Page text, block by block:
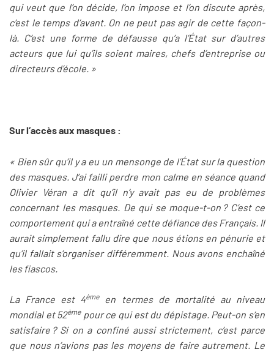
qui veut que l’on décide, l’on impose et l’on discute après,
c’est le temps d’avant. On ne peut pas agir de cette façon-
là. C’est une forme de défausse qu’a l’État sur d’autres
acteurs que lui qu’ils soient maires, chefs d’entreprise ou
directeurs d’école. »
Sur l’accès aux masques :
« Bien sûr qu’il y a eu un mensonge de l’État sur la question
des masques. J’ai failli perdre mon calme en séance quand
Olivier Véran a dit qu’il n’y avait pas eu de problèmes
concernant les masques. De qui se moque-t-on ? C’est ce
comportement qui a entraîné cette défiance des Français. Il
aurait simplement fallu dire que nous étions en pénurie et
qu’il fallait s’organiser différemment. Nous avons enchaîné
les fiascos.
La France est 4èmeen termes de mortalité au niveau
mondial et 52èmepour ce qui est du dépistage. Peut-on s’en
satisfaire ? Si on a confiné aussi strictement, c’est parce
que nous n’avions pas les moyens de faire autrement. Le